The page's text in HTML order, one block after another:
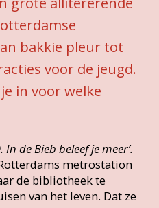
beleef je meer’.
metrostation
bibliotheek te
het leven. Dat ze
toegang tot
en
natuurlijk allang
boodschap ook
onlangs een stap
je ze ook?
middelen
stickers en